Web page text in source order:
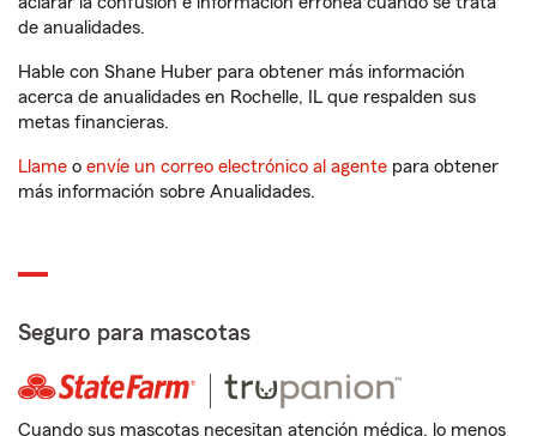
de anualidades.
Hable con Shane Huber para obtener más información
acerca de anualidades en Rochelle, IL que respalden sus
metas financieras.
Llame o envíe un correo electrónico al agente para obtener
más información sobre Anualidades.
Seguro para mascotas
Cuando sus mascotas necesitan atención médica, lo menos